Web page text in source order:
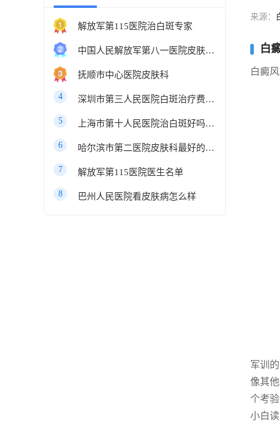
解放军第115医院治白斑专家
中国人民解放军第八一医院皮肤科最好的医生
抚顺市中心医院皮肤科
4 深圳市第三人民医院白斑治疗费用多少
5 上海市第十人民医院治白斑好吗知乎
6 哈尔滨市第二医院皮肤科最好的医生
7 解放军第115医院医生名单
8 巴州人民医院看皮肤病怎么样
来源：
白
白癜
军训
像其
个考
小白